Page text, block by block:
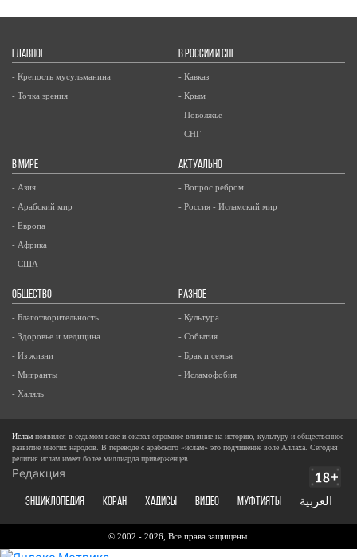
ГЛАВНОЕ
- Крепость мусульманина
- Точка зрения
В РОССИИ И СНГ
- Кавказ
- Крым
- Поволжье
- СНГ
В МИРЕ
- Азия
- Арабский мир
- Европа
- Африка
- США
АКТУАЛЬНО
- Вопрос ребром
- Россия - Исламский мир
ОБЩЕСТВО
- Благотворительность
- Здоровье и медицина
- Из жизни
- Мигранты
- Халяль
РАЗНОЕ
- Культура
- События
- Брак и семья
- Исламофобия
Ислам появился в седьмом веке и оказал огромное влияние на историю, культуру и общественное
развитие многих народов. В переводе с арабского «ислам» это подчинение воле Аллаха. Сегодня
религия ислам имеет более миллиарда приверженцев.
Редакция
ЭНЦИКЛОПЕДИЯ КОРАН ХАДИСЫ ВИДЕО Муфтияты العربية
© 2002 - 2026, Все права защищены.